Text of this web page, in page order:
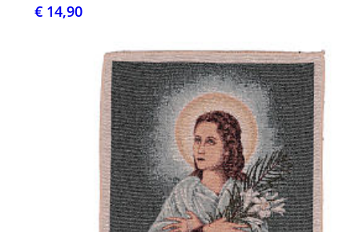
€ 14,90